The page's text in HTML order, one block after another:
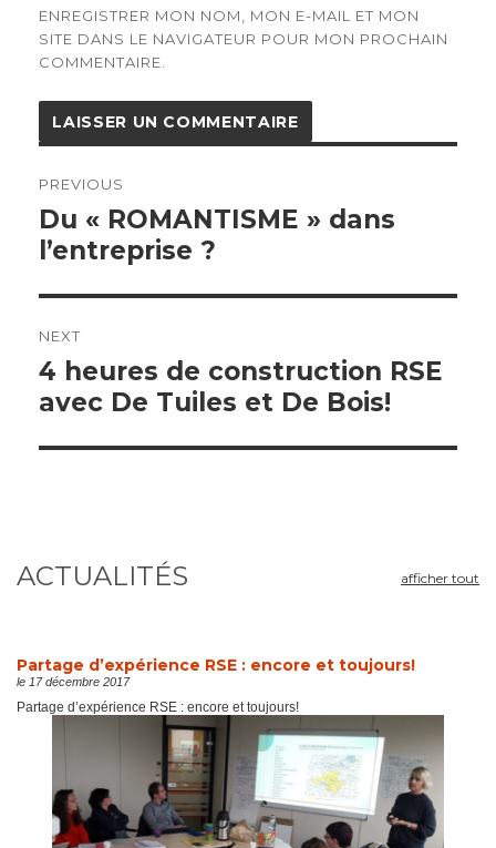
ENREGISTRER MON NOM, MON E-MAIL ET MON
SITE DANS LE NAVIGATEUR POUR MON PROCHAIN
COMMENTAIRE.
de
l’article
PREVIOUS
Previous
post:
Du « ROMANTISME » dans
l’entreprise ?
NEXT
Next
post:
4 heures de construction RSE
avec De Tuiles et De Bois!
ACTUALITÉS afficher tout
Partage d’expérience RSE : encore et toujours!
le 17 décembre 2017
Partage d’expérience RSE : encore et toujours!